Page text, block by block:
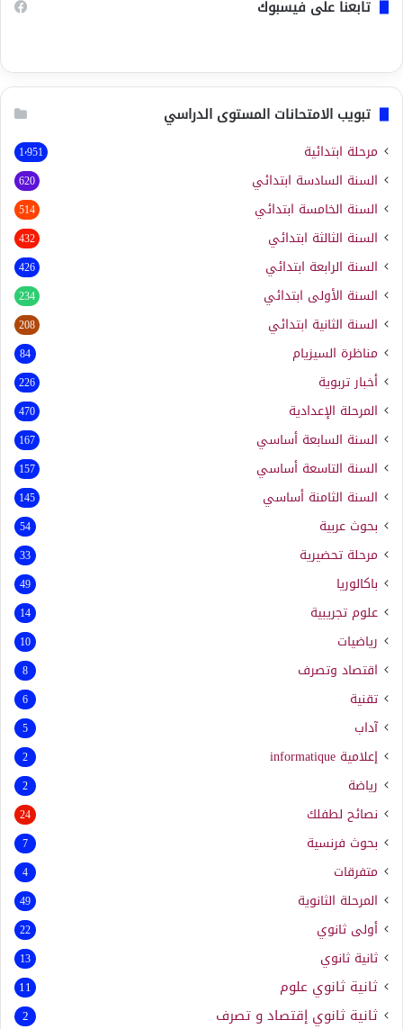
تابعنا على فيسبوك
تبويب الامتحانات المستوى الدراسي
مرحلة ابتدائية 1٬951
السنة السادسة ابتدائي 620
السنة الخامسة ابتدائي 514
السنة الثالثة ابتدائي 432
السنة الرابعة ابتدائي 426
السنة الأولى ابتدائي 234
السنة الثانية ابتدائي 208
مناظرة السيزيام 84
أخبار تربوية 226
المرحلة الإعدادية 470
السنة السابعة أساسي 167
السنة التاسعة أساسي 157
السنة الثامنة أساسي 145
بحوث عربية 54
مرحلة تحضيرية 33
باكالوريا 49
علوم تجريبية 14
رياضيات 10
اقتصاد وتصرف 8
تقنية 6
آداب 5
إعلامية informatique
2
رياضة 2
نصائح لطفلك 24
بحوث فرنسية 7
متفرقات 4
المرحلة الثانوية 49
أولى ثانوي 22
ثانية ثانوي 13
ثانية ثانوي علوم 11
ثانية ثانوي إقتصاد و تصرف 2